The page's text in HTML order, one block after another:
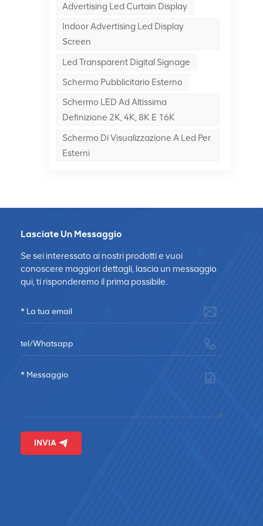
Advertising Led Curtain Display
Indoor Advertising Led Display
Screen
Led Transparent Digital Signage
Schermo Pubblicitario Esterno
Schermo LED Ad Altissima
Definizione 2K, 4K, 8K E 16K
Schermo Di Visualizzazione A Led Per
Esterni
Lasciate Un Messaggio
Se sei interessato ai nostri prodotti e vuoi
conoscere maggiori dettagli, lascia un messaggio
qui, ti risponderemo il prima possibile.
INVIA